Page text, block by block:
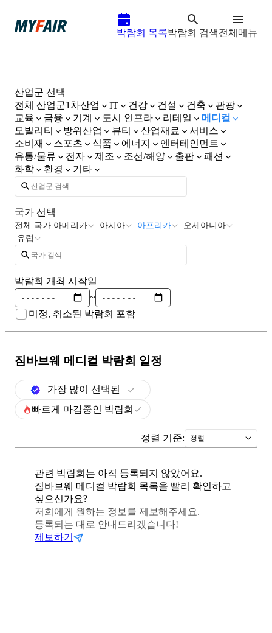
박람회 목록박람회 검색전체메뉴
산업군 선택
전체 산업군1차산업 IT 건강 건설 건축
관광
교육
금융 기계 도시 인프라 리테일
메디컬
모빌리티
방위산업 뷰티 산업재료
서비스
소비재
스포츠 식품 에너지
엔터테인먼트
유통/물류
전자 제조 조선/해양 출판
패션
화학
환경 기타
국가 선택
전체 국가 아메리카 아시아 아프리카
오세아니아
유럽
박람회 개최 시작일
~
미정, 취소된 박람회 포함
짐바브웨 메디컬 박람회 일정
가장 많이 선택된
빠르게 마감중인 박람회
정렬 기준: 정렬
관련 박람회는 아직 등록되지 않았어요.
짐바브웨 메디컬 박람회 목록을 빨리 확인하고
싶으신가요?
저희에게 원하는 정보를 제보해주세요.
등록되는 대로 안내드리겠습니다!
제보하기